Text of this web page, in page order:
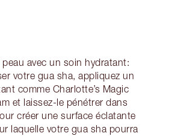
peau avec un soin hydratant:
votre gua sha, appliquez un
comme Charlotte’s Magic
et laissez-le pénétrer dans
créer une surface éclatante
laquelle votre gua sha pourra